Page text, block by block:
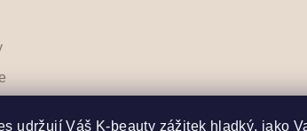
udržují Váš K-beauty zážitek hladký, jako